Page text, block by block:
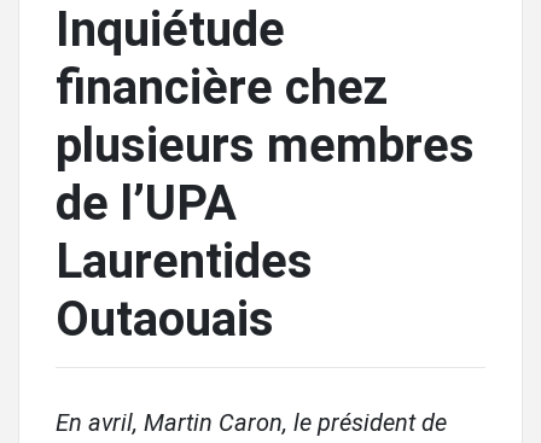
Inquiétude
financière chez
plusieurs membres
de l’UPA
Laurentides
Outaouais
En avril, Martin Caron, le président de